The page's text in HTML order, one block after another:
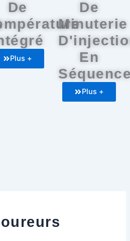
De
Plus +
De
Minuterie
En
Plus +